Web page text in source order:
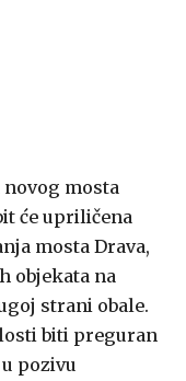
mosta
će upriličena
mosta Drava,
objekata na
strani obale.
biti preguran
pozivu